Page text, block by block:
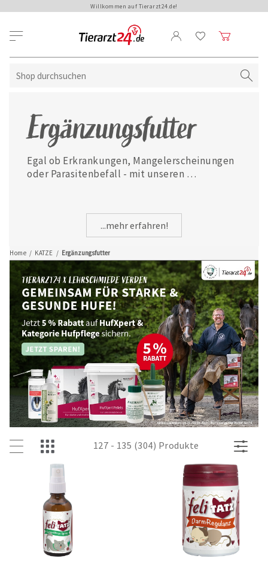
Willkommen auf Tierarzt24.de!
Home / KATZE / Ergänzungsfutter
Ergänzungsfutter
Egal ob Erkrankungen, Mangelerscheinungen
oder Parasitenbefall - mit unseren
...mehr erfahren!
127 - 135 (304) Produkte